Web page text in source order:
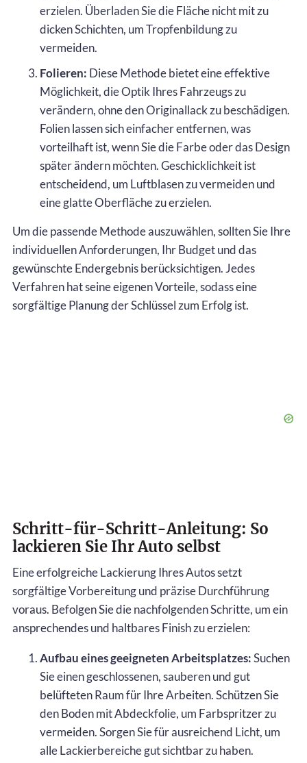
erzielen. Überladen Sie die Fläche nicht mit zu
dicken Schichten, um Tropfenbildung zu
vermeiden.
Folieren: Diese Methode bietet eine effektive
Möglichkeit, die Optik Ihres Fahrzeugs zu
verändern, ohne den Originallack zu beschädigen.
Folien lassen sich einfacher entfernen, was
vorteilhaft ist, wenn Sie die Farbe oder das Design
später ändern möchten. Geschicklichkeit ist
entscheidend, um Luftblasen zu vermeiden und
eine glatte Oberfläche zu erzielen.
Um die passende Methode auszuwählen, sollten Sie Ihre
individuellen Anforderungen, Ihr Budget und das
gewünschte Endergebnis berücksichtigen. Jedes
Verfahren hat seine eigenen Vorteile, sodass eine
sorgfältige Planung der Schlüssel zum Erfolg ist.
Schritt-für-Schritt-Anleitung: So
lackieren Sie Ihr Auto selbst
Eine erfolgreiche Lackierung Ihres Autos setzt
sorgfältige Vorbereitung und präzise Durchführung
voraus. Befolgen Sie die nachfolgenden Schritte, um ein
ansprechendes und haltbares Finish zu erzielen:
Aufbau eines geeigneten Arbeitsplatzes:Suchen
Sie einen geschlossenen, sauberen und gut
belüfteten Raum für Ihre Arbeiten. Schützen Sie
den Boden mit Abdeckfolie, um Farbspritzer zu
vermeiden. Sorgen Sie für ausreichend Licht, um
alle Lackierbereiche gut sichtbar zu haben.